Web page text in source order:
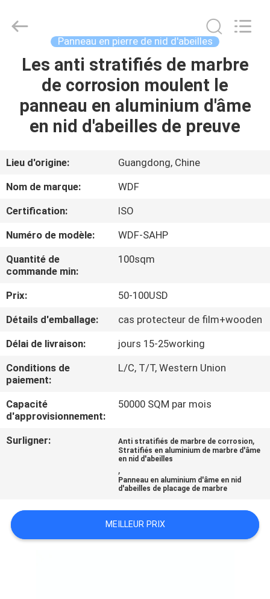
MAISON
PRODUITS
SUJET
DE
NOUS
VISITE
D'USINE
CONTRÔLE
DE
QUALITÉ
CONTACTEZ-
NOUS
NOUVELLES
PLAN
DU
Composite
Material
Reserved.
Panneau en pierre de nid d'abeilles
Les anti stratifiés de marbre
de corrosion moulent le
panneau en aluminium d'âme
en nid d'abeilles de preuve
Lieu d'origine:
Guangdong, Chine
Nom de marque:
WDF
Certification:
ISO
Numéro de modèle:
WDF-SAHP
Quantité de
commande min:
100sqm
Prix:
50-100USD
Détails d'emballage:
cas protecteur de film+wooden
Délai de livraison:
jours 15-25working
Conditions de
paiement:
L/C, T/T, Western Union
Capacité
d'approvisionnement:
50000 SQM par mois
Surligner: Anti stratifiés de marbre de corrosion,
Stratifiés en aluminium de marbre d'âme
en nid d'abeilles
,
Panneau en aluminium d'âme en nid
d'abeilles de placage de marbre
MEILLEUR PRIX